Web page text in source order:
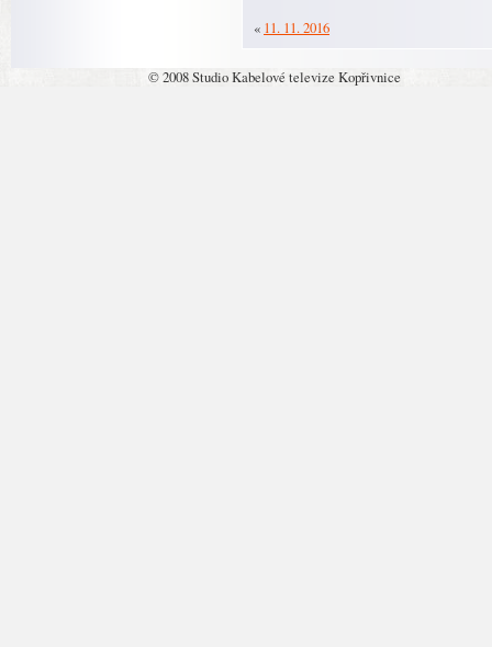
« 11. 11. 2016
© 2008 Studio Kabelové televize Kopřivnice